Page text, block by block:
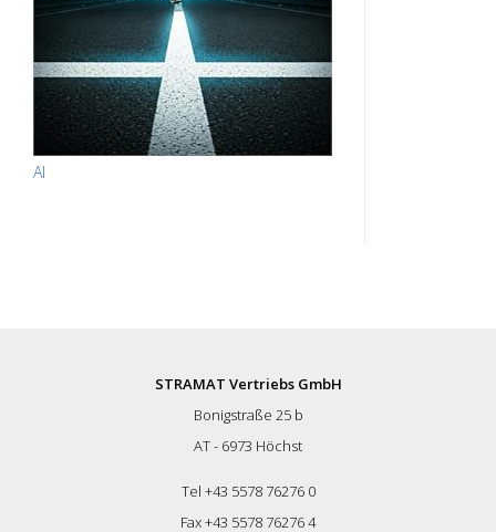
AI
STRAMAT Vertriebs GmbH
Bonigstraße 25 b
AT - 6973 Höchst
Tel +43 5578 76276 0
Fax +43 5578 76276 4